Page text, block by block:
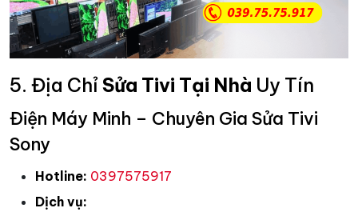
5. Địa ChỉSửa Tivi Tại Nhà Uy Tín
Điện Máy Minh – Chuyên Gia Sửa Tivi
Sony
Hotline: 0397575917
Dịch vụ: